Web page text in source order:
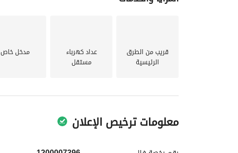
قريب من الطرق
الرئيسية
عداد كهرباء
مستقل
مدخل خاص
معلومات ترخيص الإعلان